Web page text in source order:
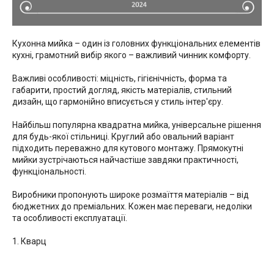
Кухонна мийка – один із головних функціональних елементів
кухні, грамотний вибір якого – важливий чинник комфорту.
Важливі особливості: міцність, гігієнічність, форма та
габарити, простий догляд, якість матеріалів, стильний
дизайн, що гармонійно вписується у стиль інтер'єру.
Найбільш популярна квадратна мийка, універсальне рішення
для будь-якої стільниці. Круглий або овальний варіант
підходить переважно для кутового монтажу. Прямокутні
мийки зустрічаються найчастіше завдяки практичності,
функціональності.
Виробники пропонують широке розмаїття матеріалів – від
бюджетних до преміальних. Кожен має переваги, недоліки
та особливості експлуатації.
1. Кварц